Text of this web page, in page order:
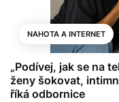
NAHOTA A INTERNET
„Podívej, jak se na
ženy šokovat,
říká odbornice